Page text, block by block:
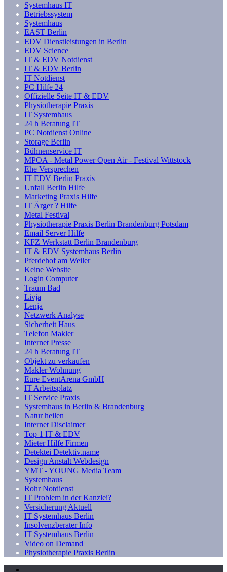
Systemhaus IT
Betriebssystem
Systemhaus
EAST Berlin
EDV Dienstleistungen in Berlin
EDV Science
IT & EDV Notdienst
IT & EDV Berlin
IT Notdienst
PC Hilfe 24
Offizielle Seite IT & EDV
Physiotherapie Praxis
IT Systemhaus
24 h Beratung IT
PC Notdienst Online
Storage Berlin
Bühnenservice IT
MPOA - Metal Power Open Air - Festival Wittstock
Ehe Versprechen
IT EDV Berlin Praxis
Unfall Berlin Hilfe
Marketing Praxis Hilfe
IT Ärger ? Hilfe
Metal Festival
Physiotherapie Praxis Berlin Brandenburg Potsdam
Email Server Hilfe
KFZ Werkstatt Berlin Brandenburg
IT & EDV Systemhaus Berlin
Pferdehof am Weiler
Keine Website
Login Computer
Traum Bad
Livja
Lenja
Netzwerk Analyse
Sicherheit Haus
Telefon Makler
Internet Presse
24 h Beratung IT
Objekt zu verkaufen
Makler Wohnung
Eure EventArena GmbH
IT Arbeitsplatz
IT Service Praxis
Systemhaus in Berlin & Brandenburg
Natur heilen
Internet Disclaimer
Top 1 IT & EDV
Mieter Hilfe Firmen
Detektei Detektiv.name
Design Anstalt Webdesign
YMT - YOUNG Media Team
Systemhaus
Rohr Notdienst
IT Problem in der Kanzlei?
Versicherung Aktuell
IT Systemhaus Berlin
Insolvenzberater Info
IT Systemhaus Berlin
Video on Demand
Physiotherapie Praxis Berlin